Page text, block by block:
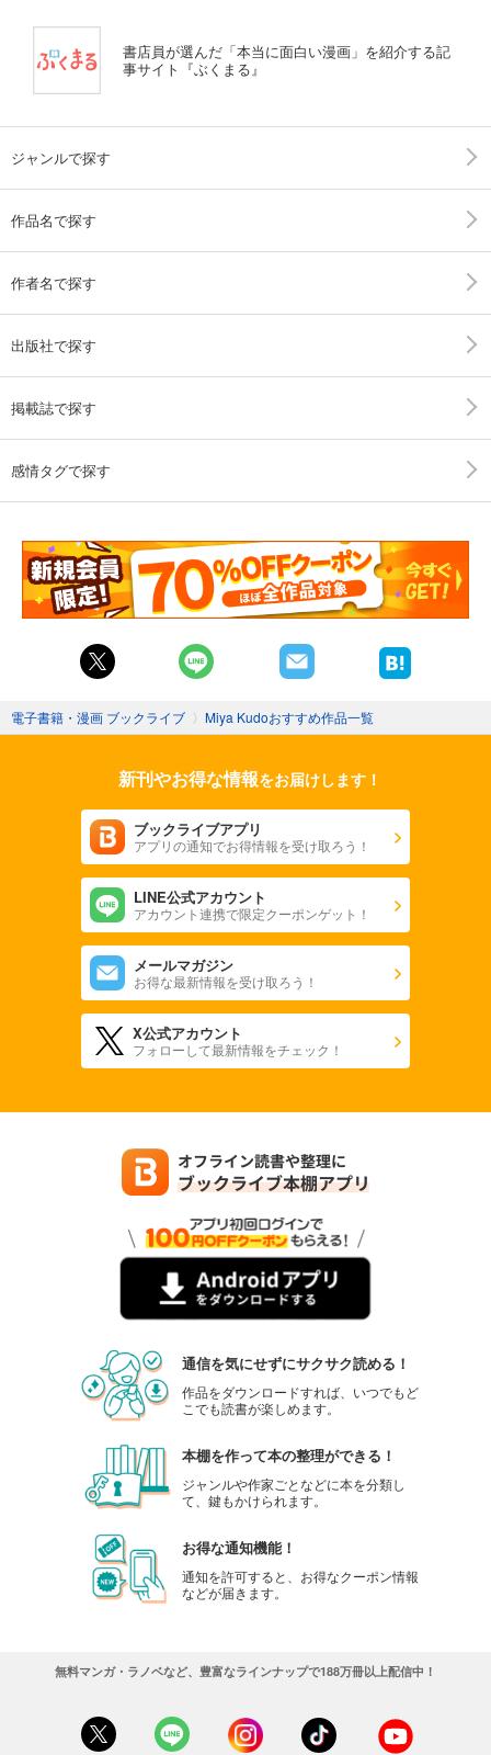
書店員が選んだ「本当に面白い漫画」を紹介する記
事サイト『ぶくまる』
ジャンルで探す
作品名で探す
作者名で探す
出版社で探す
掲載誌で探す
感情タグで探す
電子書籍・漫画 ブックライブ 〉 Miya Kudoおすすめ作品一覧
新刊やお得な情報をお届けします！
ブックライブアプリ
アプリの通知でお得情報を受け取ろう！
LINE公式アカウント
アカウント連携で限定クーポンゲット！
メールマガジン
お得な最新情報を受け取ろう！
X公式アカウント
フォローして最新情報をチェック！
通信を気にせずにサクサク読める！
作品をダウンロードすれば、いつでもど
こでも読書が楽しめます。
本棚を作って本の整理ができる！
ジャンルや作家ごとなどに本を分類し
て、鍵もかけられます。
お得な通知機能！
通知を許可すると、お得なクーポン情報
などが届きます。
無料マンガ・ラノベなど、豊富なラインナップで188万冊以上配信中！